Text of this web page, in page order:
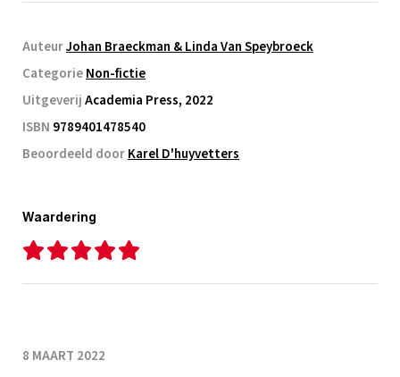
AuteurJohan Braeckman & Linda Van Speybroeck
CategorieNon-fictie
UitgeverijAcademia Press, 2022
ISBN 9789401478540
Beoordeeld doorKarel D'huyvetters
Waardering
8 MAART 2022